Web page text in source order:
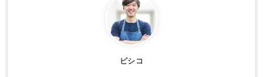
ピシコ